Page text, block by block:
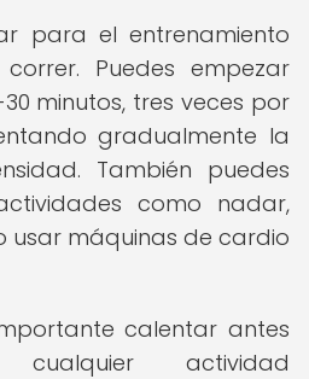
para el entrenamiento
Puedes empezar
minutos, tres veces por
gradualmente la
También puedes
como nadar,
usar máquinas de cardio
calentar antes
actividad